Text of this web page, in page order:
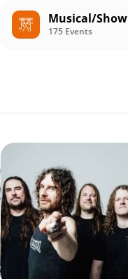
Musical/Show
175 Events